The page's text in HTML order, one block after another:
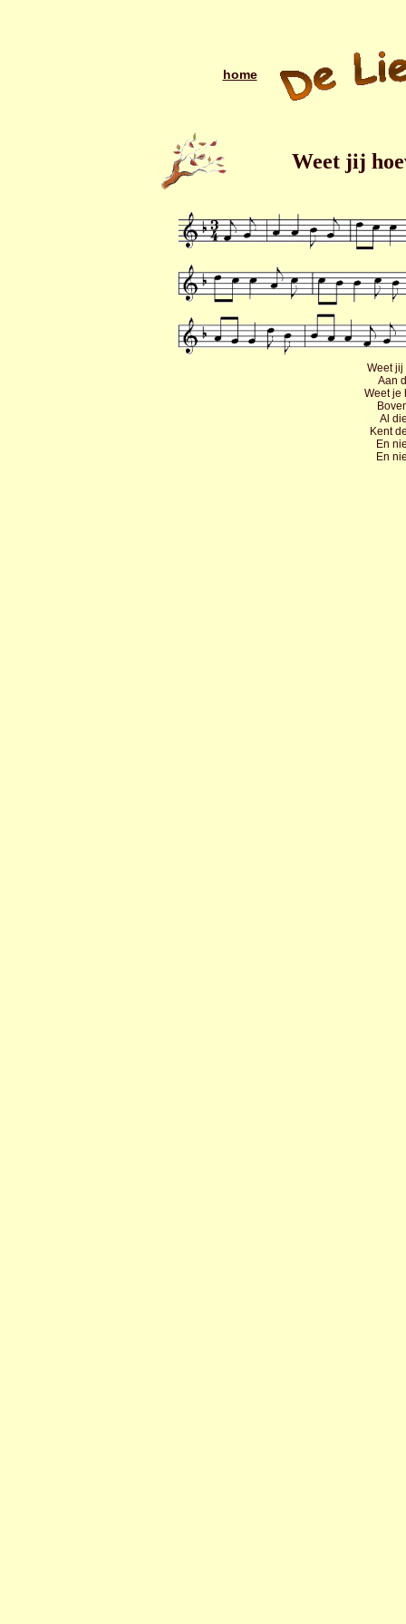
home
Weet jij
Weet
Aan
Weet je
Al
Kent
En
En